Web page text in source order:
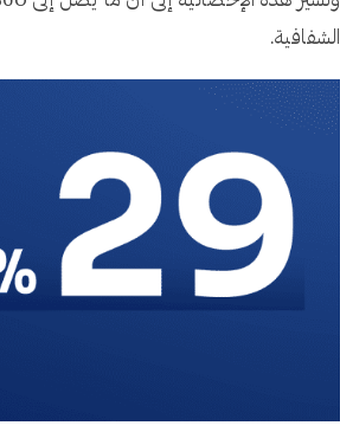
الشفافية.